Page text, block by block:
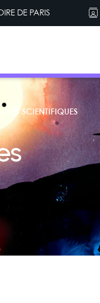
DE PARIS
SCIENTIFIQUES